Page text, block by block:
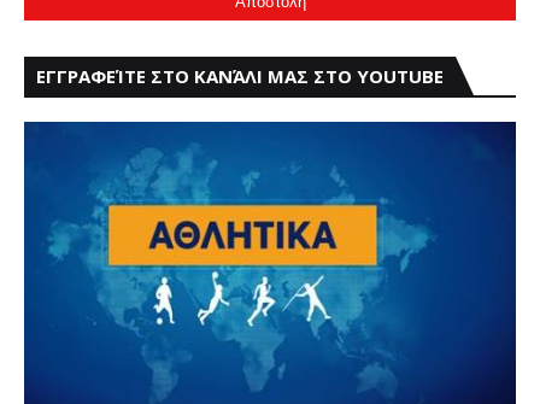
ΕΓΓΡΑΦΕΊΤΕ ΣΤΟ ΚΑΝΆΛΙ ΜΑΣ ΣΤΟ YOUTUBE